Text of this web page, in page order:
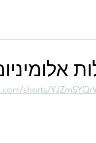
shorts/